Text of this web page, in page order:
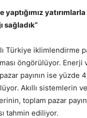
yaptığımız
sağladık”
Türkiye iklimlendirme
öngörülüyor.
payının ise yüzde
Akıllı sistemlerin
toplam pazar
tahmin ediliyor.